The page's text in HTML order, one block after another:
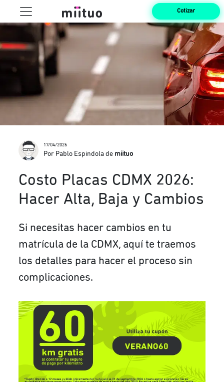
Cotizar
17/04/2026
Por Pablo Espindola de miituo
Costo Placas CDMX 2026:
Hacer Alta, Baja y Cambios
Si necesitas hacer cambios en tu
matrícula de la CDMX, aquí te traemos
los detalles para hacer el proceso sin
complicaciones.